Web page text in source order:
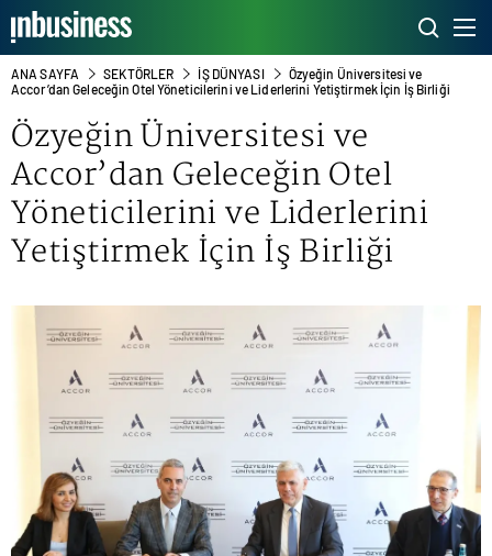
ANA SAYFA SEKTÖRLER İŞ DÜNYASI
Özyeğin Üniversitesi ve
Accor’dan Geleceğin Otel Yöneticilerini ve Liderlerini Yetiştirmek İçin İş Birliği
Özyeğin Üniversitesi ve
Accor’dan Geleceğin Otel
Yöneticilerini ve Liderlerini
Yetiştirmek İçin İş Birliği